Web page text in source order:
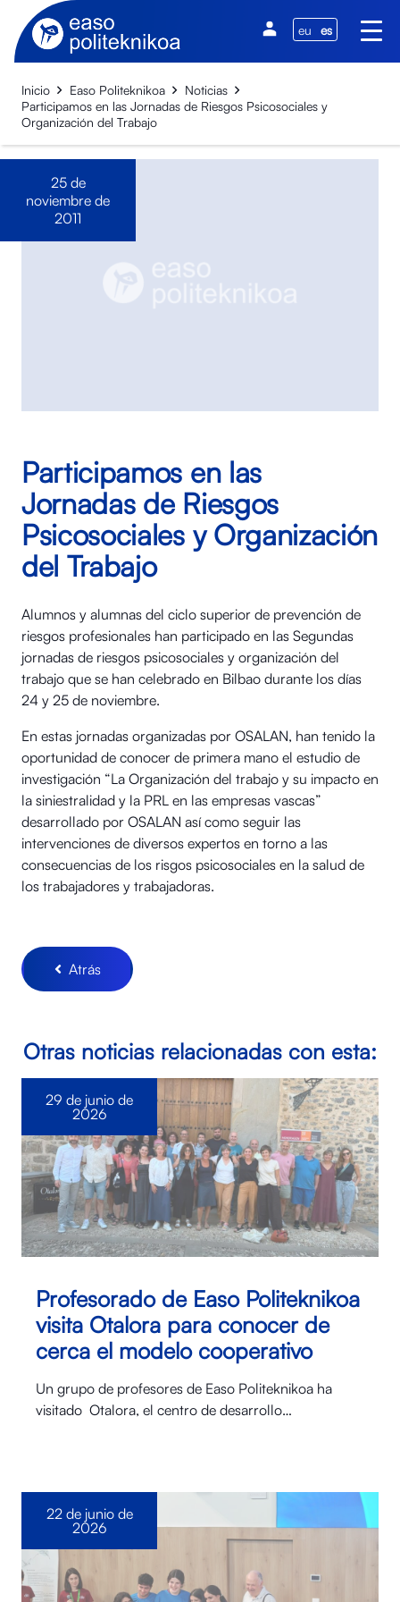
eu es
Inicio Easo Politeknikoa
Noticias
Participamos en las Jornadas de Riesgos Psicosociales y
Organización del Trabajo
25 de
noviembre de
2011
Participamos en las
Jornadas de Riesgos
Psicosociales y Organización
del Trabajo
Alumnos y alumnas del ciclo superior de prevención de
riesgos profesionales han participado en las Segundas
jornadas de riesgos psicosociales y organización del
trabajo que se han celebrado en Bilbao durante los días
24 y 25 de noviembre.
En estas jornadas organizadas por OSALAN, han tenido la
oportunidad de conocer de primera mano el estudio de
investigación “La Organización del trabajo y su impacto en
la siniestralidad y la PRL en las empresas vascas”
desarrollado por OSALAN así como seguir las
intervenciones de diversos expertos en torno a las
consecuencias de los risgos psicosociales en la salud de
los trabajadores y trabajadoras.
Atrás
Otras noticias relacionadas con esta:
Profesorado de Easo Politeknikoa
visita Otalora para conocer de
cerca el modelo cooperativo
Un grupo de profesores de Easo Politeknikoa ha
visitado Otalora⁠, el centro de desarrollo…
29 de junio de
2026
22 de junio de
2026